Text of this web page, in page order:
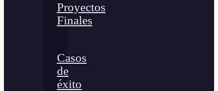
Proyectos
Finales
Casos
de
éxito